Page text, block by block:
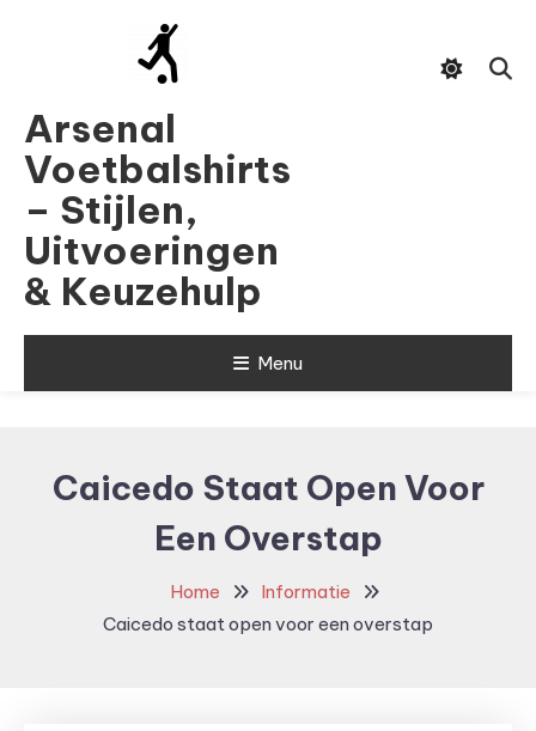
Arsenal
Voetbalshirts
– Stijlen,
Uitvoeringen
& Keuzehulp
Menu
Caicedo Staat Open Voor
Een Overstap
Home
Informatie
Caicedo staat open voor een overstap